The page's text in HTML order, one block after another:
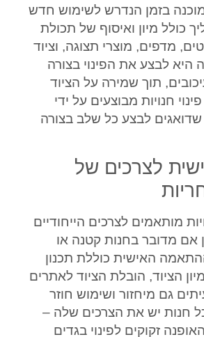
בזמן הנדרש לשימוש חדש
כולל מיון ואיסוף של תכולת
מדפים, מוצרי תצוגה, וציוד
היא לבצע את הפינוי בצורה
תוך שמירה על הציוד
חנויות מבוצעים על ידי
שדואגים לבצע כל שלב בצורה
לצרכים של
מותאמים לצרכים הייחודיים
אם מדובר בחנות קטנה או
האישית כוללת תכנון
הציוד, הובלת הציוד לאתרים
גם מיחזור ושימוש חוזר
חנות יש את הצרכים שלה –
זקוקים לפינוי בגדים